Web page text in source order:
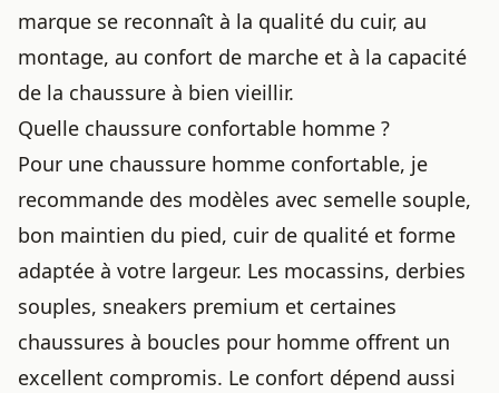
marque se reconnaît à la qualité du cuir, au
montage, au confort de marche et à la capacité
de la chaussure à bien vieillir.
Quelle chaussure confortable homme ?
Pour une chaussure homme confortable, je
recommande des modèles avec semelle souple,
bon maintien du pied, cuir de qualité et forme
adaptée à votre largeur. Les mocassins, derbies
souples, sneakers premium et certaines
chaussures à boucles pour homme offrent un
excellent compromis. Le confort dépend aussi